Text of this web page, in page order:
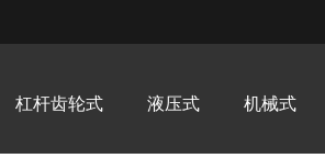
杠杆齿轮式 液压式 机械式